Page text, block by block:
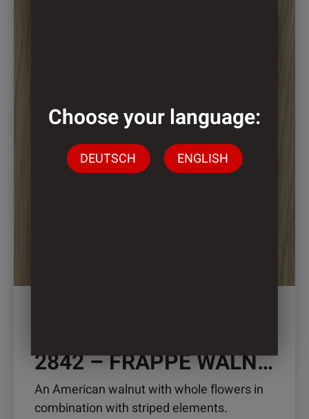
2842 – FRAPPE WALNUT
An American walnut with whole flowers in
combination with striped elements.
Choose your language:
DEUTSCH ENGLISH